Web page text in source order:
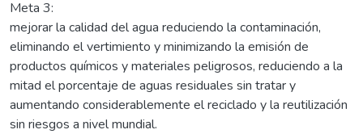
Meta 3:
mejorar la calidad del agua reduciendo la contaminación,
eliminando el vertimiento y minimizando la emisión de
productos químicos y materiales peligrosos, reduciendo a la
mitad el porcentaje de aguas residuales sin tratar y
aumentando considerablemente el reciclado y la reutilización
sin riesgos a nivel mundial.